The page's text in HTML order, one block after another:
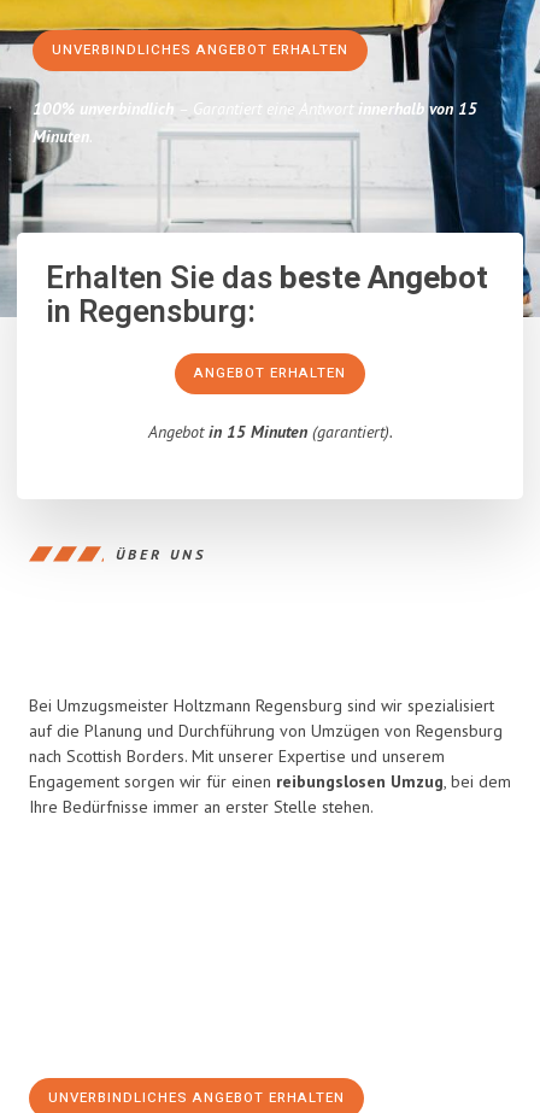
UNVERBINDLICHES ANGEBOT ERHALTEN
100% unverbindlich – Garantiert eine Antwort innerhalb von 15
Minuten.
Erhalten Sie dasbeste Angebot
in Regensburg:
ANGEBOT ERHALTEN
Angebotin 15 Minuten(garantiert).
ÜBER UNS
Bei Umzugsmeister Holtzmann Regensburg sind wir spezialisiert
auf die Planung und Durchführung von Umzügen von Regensburg
nach Scottish Borders. Mit unserer Expertise und unserem
Engagement sorgen wir für einen reibungslosen Umzug, bei dem
Ihre Bedürfnisse immer an erster Stelle stehen.
UNVERBINDLICHES ANGEBOT ERHALTEN